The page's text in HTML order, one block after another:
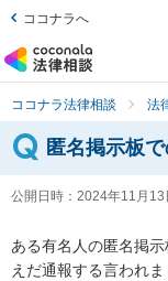
ココナラへ
ココナラ法律相談 法
匿名掲示板
公開日時： 2024年11月13
ある有名人の匿名掲
えだ通報する言われ